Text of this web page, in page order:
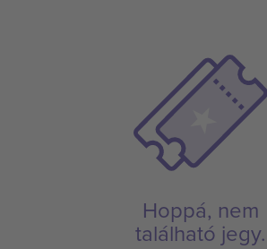
Hoppá, nem
található jegy.